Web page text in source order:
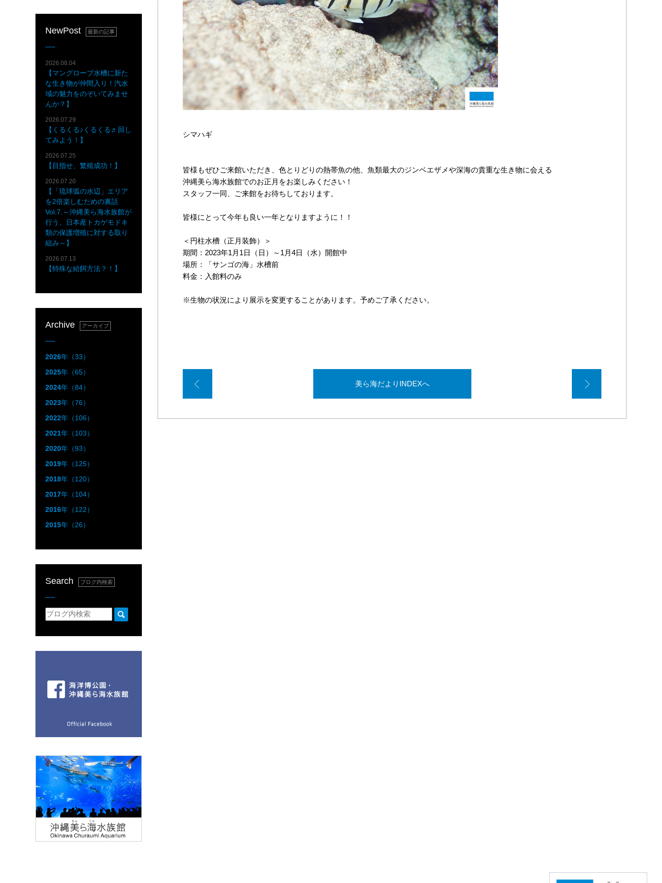
シマハギ
皆様もぜひご来館いただき、色とりどりの熱帯魚の他、魚類最大のジンベエザメや深海の貴重な生き物に会える
沖縄美ら海水族館でのお正月をお楽しみください！
スタッフ一同、ご来館をお待ちしております。
皆様にとって今年も良い一年となりますように！！
＜円柱水槽（正月装飾）＞
期間：2023年1月1日（日）～1月4日（水）開館中
場所：「サンゴの海」水槽前
料金：入館料のみ
※生物の状況により展示を変更することがあります。予めご了承ください。
美ら海だよりINDEXへ
NewPost 最新の記事
2026.08.04
【マングローブ水槽に新た
な生き物が仲間入り！汽水
域の魅力をのぞいてみませ
んか？】
2026.07.29
【くるくる♪くるくる♬回し
てみよう！】
2026.07.25
【目指せ、繁殖成功！】
2026.07.20
【「琉球弧の水辺」エリア
を2倍楽しむための裏話
Vol.7.～沖縄美ら海水族館が
行う、日本産トカゲモドキ
類の保護増殖に対する取り
組み～】
2026.07.13
【特殊な給餌方法？！】
Archive アーカイブ
2026年（33）
2025年（65）
2024年（84）
2023年（76）
2022年（106）
2021年（103）
2020年（93）
2019年（125）
2018年（120）
2017年（104）
2016年（122）
2015年（26）
Search ブログ内検索